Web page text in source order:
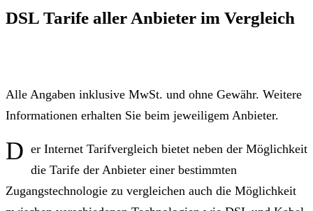
DSL Tarife aller Anbieter im Vergleich
Alle Angaben inklusive MwSt. und ohne Gewähr. Weitere
Informationen erhalten Sie beim jeweiligem Anbieter.
D er Internet Tarifvergleich bietet neben der Möglichkeit
die Tarife der Anbieter einer bestimmten
Zugangstechnologie zu vergleichen auch die Möglichkeit